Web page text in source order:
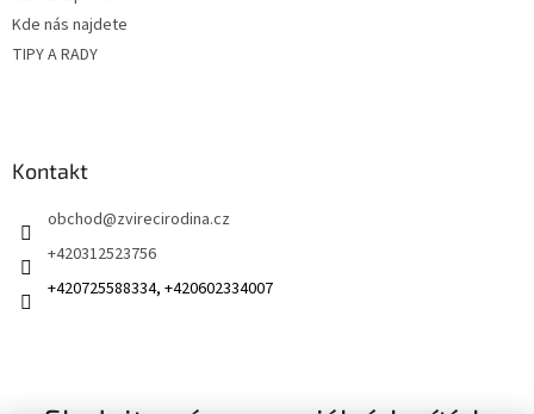
Kde nás najdete
TIPY A RADY
Kontakt
obchod@zvirecirodina.cz
+420312523756
+420725588334, +420602334007